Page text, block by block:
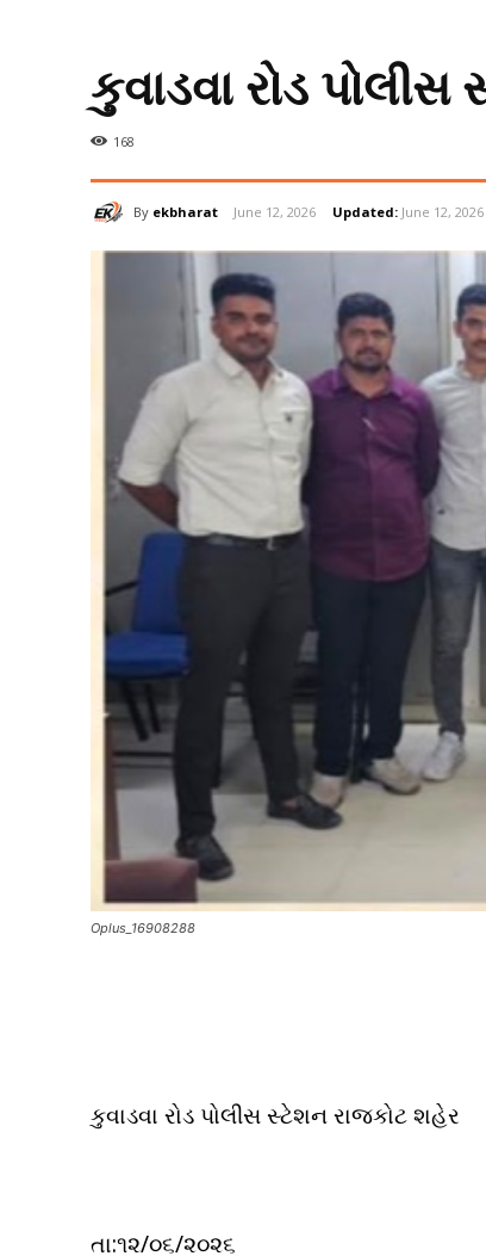
કુવાડવા રોડ
168
By ekbharat June 12, 2026 Updated: June 12, 2026
Oplus_16908288
કુવાડવા રોડ પોલીસ સ્ટેશન રાજકોટ શહેર
તા:૧૨/૦૬/૨૦૨૬